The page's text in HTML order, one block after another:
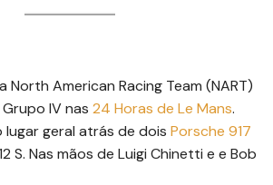
North American Racing Team (NART)
IV nas 24 Horas de Le Mans.
lugar geral atrás de dois Porsche 917
S. Nas mãos de Luigi Chinetti e e Bob